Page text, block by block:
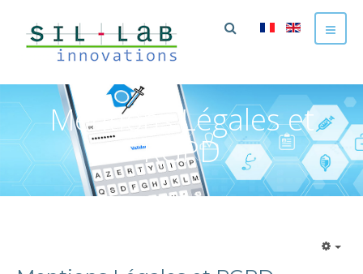
Mentions Légales et
RGPD